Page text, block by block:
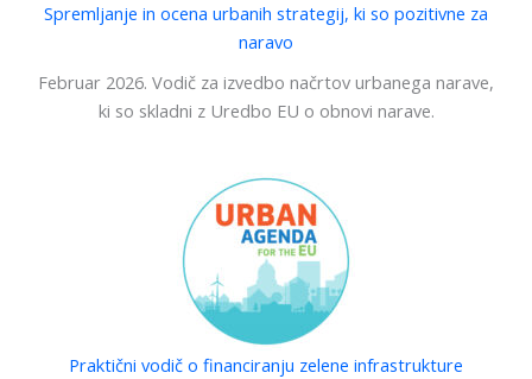
Spremljanje in ocena urbanih strategij, ki so pozitivne za
naravo
Februar 2026. Vodič za izvedbo načrtov urbanega narave,
ki so skladni z Uredbo EU o obnovi narave.
Praktični vodič o financiranju zelene infrastrukture